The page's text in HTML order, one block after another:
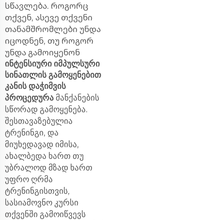
სწავლება. როგორც
თქვენ, ასევე თქვენი
თანამშრომლები უნდა
იცოდნენ, თუ როგორ
უნდა გამოიყენონ
ინტენსიური იმპულსური
სინათლის გამოყენებით
კანის დაჭიმვის
პროცედურა მანქანების
სწორად გამოყენება.
შესთავაზებულია
ტრენინგი, და
მიუხედავად იმისა,
ახალბედა ხართ თუ
უბრალოდ მზად ხართ
უფრო ღრმა
ტრენინგისთვის,
სასიამოვნო კურსი
თქვენში გამოიწვევს